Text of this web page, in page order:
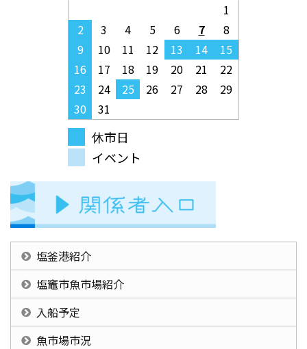
1
2
3 4 5 6 7
8
9
10 11 12 13 14
15
16
17 18 19 20 21
22
23
24 25 26 27 28
29
30
31
休市日
イベント
塩釜港紹介
塩竈市魚市場紹介
入船予定
魚市場市況